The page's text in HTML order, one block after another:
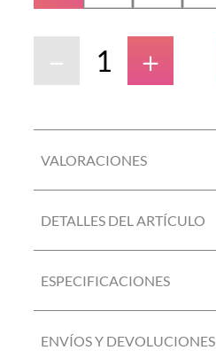
＋
－
VALORACIONES
DETALLES DEL ARTÍCULO
ESPECIFICACIONES
ENVÍOS Y DEVOLUCIONES